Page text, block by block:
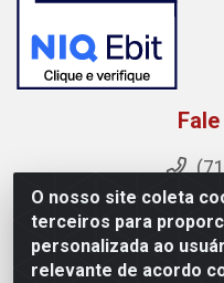
O nosso site coleta
terceiros para
personalizada ao
relevante de acordo
(71)